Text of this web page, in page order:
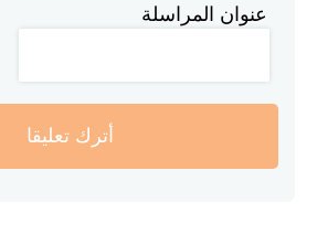
عنوان المراسلة
أترك تعليقا